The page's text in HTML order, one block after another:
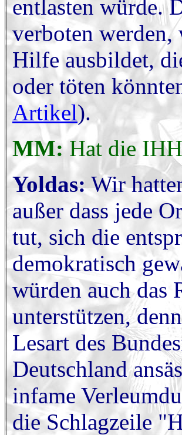
entlasten würde.
verboten
Hilfe ausbildet,
oder töten
Artikel).
MM:Hat die IHH
Yoldas:Wir
außer dass jede
tut, sich die
demokratisch
würden auch das
unterstützen,
Lesart des
Deutschland
infame
die Schlagzeile